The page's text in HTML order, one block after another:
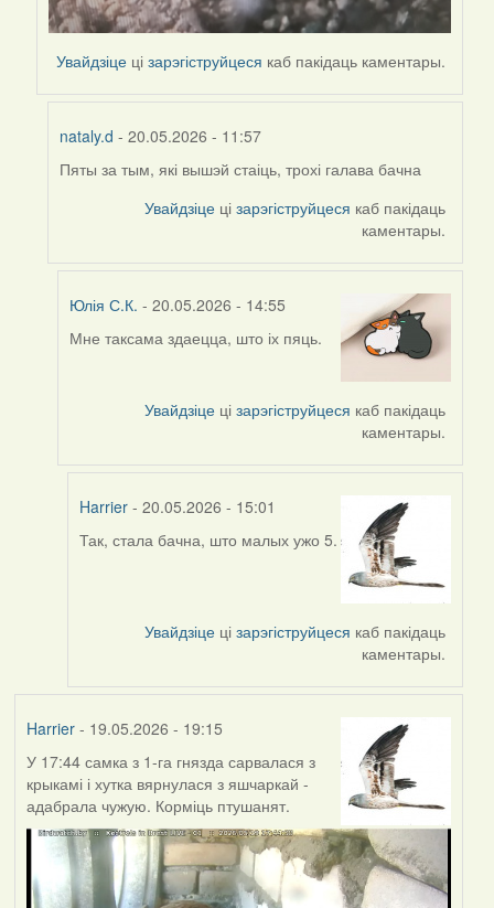
Увайдзіце цізарэгіструйцеся каб пакідаць каментары.
nataly.d - 20.05.2026 - 11:57
In
nataly.d
Пяты за тым, які вышэй стаіць, трохі галава бачна
Увайдзіце цізарэгіструйцеся каб пакідаць
каментары.
Юлія С.К. - 20.05.2026 - 14:55
In
Мне таксама здаецца, што іх пяць.
Увайдзіце цізарэгіструйцеся каб пакідаць
каментары.
Harrier - 20.05.2026 - 15:01
In
Так, стала бачна, што малых ужо 5.
Увайдзіце цізарэгіструйцеся каб пакідаць
каментары.
Harrier- 19.05.2026 - 19:15
У 17:44 самка з 1-га гнязда сарвалася з
крыкамі і хутка вярнулася з яшчаркай -
адабрала чужую. Корміць птушанят.